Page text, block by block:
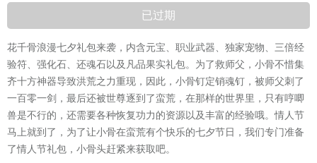
已过期
花千骨浪漫七夕礼包来袭，内含元宝、职业武器、独家宠物、三倍经
验符、强化石、还魂石以及凡品果实礼包。为了救师父，小骨不惜集
齐十方神器导致洪荒之力重现，因此，小骨钉定销魂钉，被师父刺了
一百零一剑，最后还被世尊逐到了蛮荒，在那样的世界里，只有哼唧
兽是不行的，还需要各种恢复功力的资源以及丰富的经验哦。情人节
马上就到了，为了让小骨在蛮荒有个快乐的七夕节日，我们专门准备
了情人节礼包，小骨头赶紧来获取吧。